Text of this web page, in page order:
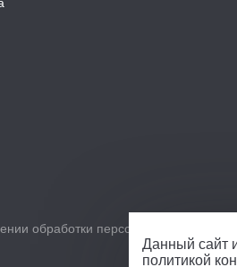
обработки персональных данных
Данный сайт
политикой